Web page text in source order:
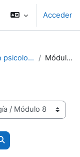
Acceder
Licenciatura en psicología Módulo 8
Buscar cursos